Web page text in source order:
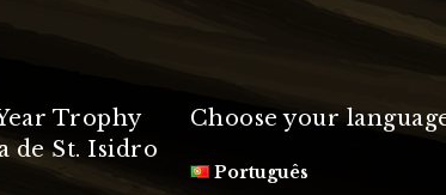
Trophy
de St. Isidro
Choose your
Português